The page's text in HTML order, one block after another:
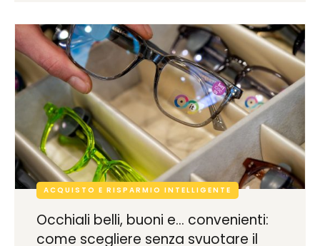
ACQUISTO E RISPARMIO INTELLIGENTE
Occhiali belli, buoni e… convenienti:
come scegliere senza svuotare il